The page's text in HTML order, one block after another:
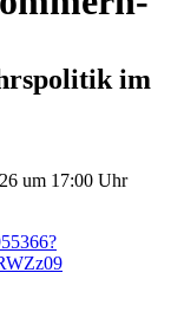
im
um 17:00 Uhr